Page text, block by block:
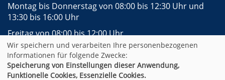
Montag bis Donnerstag von 08:00 bis 12:30 Uhr und
13:30 bis 16:00 Uhr
Freitag von 08:00 bis 12:00 Uhr
Facebook
Instagram
Impressum
AGB
Datenschutzerklärung
Widerrufsformular
Newsletter
Sitemap
Wir speichern und verarbeiten Ihre personenbezogenen
Informationen für folgende Zwecke:
Speicherung von Einstellungen dieser Anwendung,
Funktionelle Cookies, Essenzielle Cookies.